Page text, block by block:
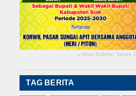
▴ Iklan Sidebar Kanan 2
TAG BERITA